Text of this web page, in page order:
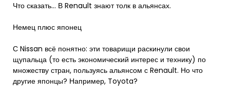
Что сказать… В Renault знают толк в альянсах.
Немец плюс японец
С Nissan всё понятно: эти товарищи раскинули свои
щупальца (то есть экономический интерес и технику) по
множеству стран, пользуясь альянсом с Renault. Но что
другие японцы? Например, Toyota?